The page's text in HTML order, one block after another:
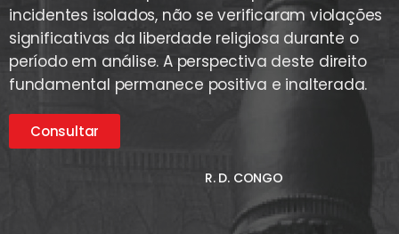
incidentes isolados, não se verificaram violações
significativas da liberdade religiosa durante o
período em análise. A perspectiva deste direito
fundamental permanece positiva e inalterada.
Consultar
R. D. CONGO